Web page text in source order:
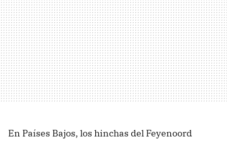
En Países Bajos, los hinchas del Feyenoord